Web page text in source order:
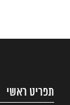
תפריט ראשי